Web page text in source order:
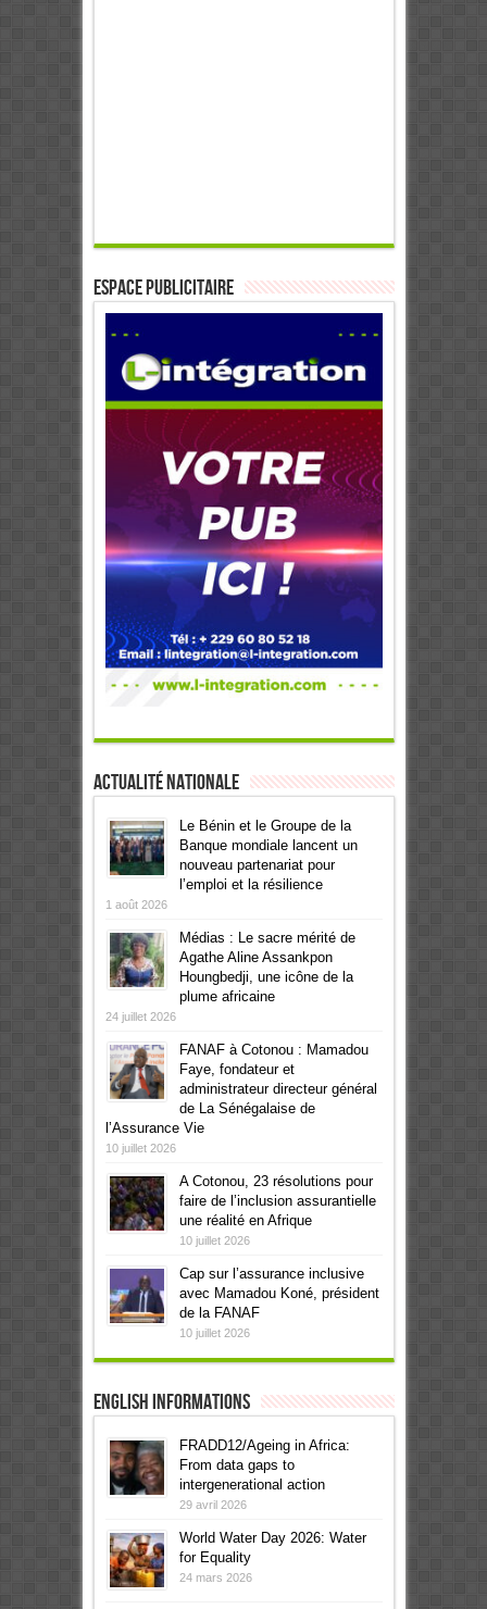
ESPACE PUBLICITAIRE
Actualité Nationale
Le Bénin et le Groupe de la
Banque mondiale lancent un
nouveau partenariat pour
l’emploi et la résilience
1 août 2026
Médias : Le sacre mérité de
Agathe Aline Assankpon
Houngbedji, une icône de la
plume africaine
24 juillet 2026
FANAF à Cotonou : Mamadou
Faye, fondateur et
administrateur directeur général
de La Sénégalaise de
l’Assurance Vie
10 juillet 2026
A Cotonou, 23 résolutions pour
faire de l’inclusion assurantielle
une réalité en Afrique
10 juillet 2026
Cap sur l’assurance inclusive
avec Mamadou Koné, président
de la FANAF
10 juillet 2026
English informations
FRADD12/Ageing in Africa:
From data gaps to
intergenerational action
29 avril 2026
World Water Day 2026: Water
for Equality
24 mars 2026